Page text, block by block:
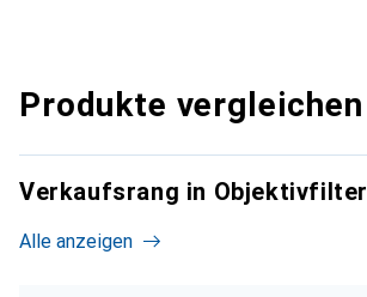
Produkte vergleichen
Verkaufsrang in Objektivfilter
Alle anzeigen